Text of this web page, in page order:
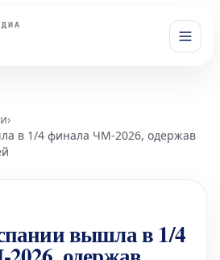
›
в 1/4 финала ЧМ-2026, одержав
вышла в 1/4